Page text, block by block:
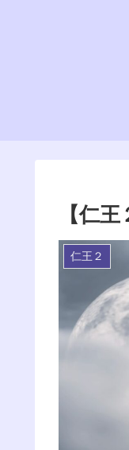
【仁
仁王２